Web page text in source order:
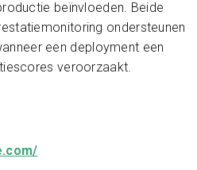
beïnvloeden. Beide
ondersteunen
een deployment een
veroorzaakt.